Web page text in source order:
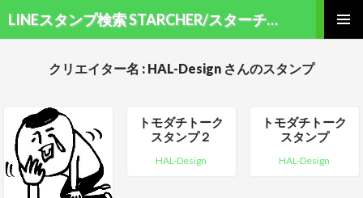
LINEスタンプ検索 STARCHER/スターチャー
クリエイター名 : HAL-Design さんのスタンプ
トモダチトーク
スタンプ２
HAL-Design
トモダチトーク
スタンプ
HAL-Design